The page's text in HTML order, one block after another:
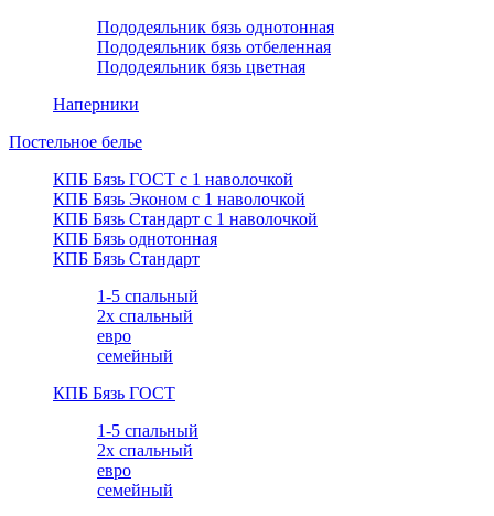
Пододеяльник бязь однотонная
Пододеяльник бязь отбеленная
Пододеяльник бязь цветная
Наперники
Постельное белье
КПБ Бязь ГОСТ c 1 наволочкой
КПБ Бязь Эконом с 1 наволочкой
КПБ Бязь Стандарт c 1 наволочкой
КПБ Бязь однотонная
КПБ Бязь Стандарт
1-5 спальный
2х спальный
евро
семейный
КПБ Бязь ГОСТ
1-5 спальный
2х спальный
евро
семейный